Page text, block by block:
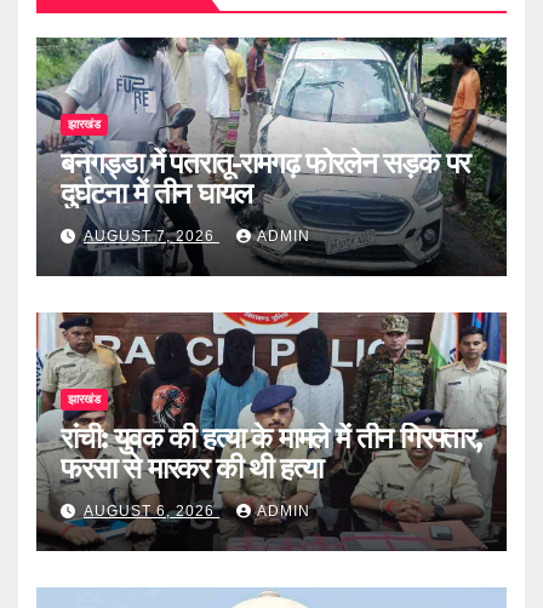
झारखंड
बनगड्डा में पतरातू-रामगढ़ फोरलेन सड़क पर
दुर्घटना में तीन घायल
AUGUST 7, 2026 ADMIN
झारखंड
रांची: युवक की हत्या के मामले में तीन गिरफ्तार,
फरसा से मारकर की थी हत्या
AUGUST 6, 2026 ADMIN